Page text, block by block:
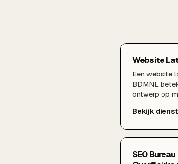
Website
Een website
BDMNL
ontwerp op
een
regelen het
SEO